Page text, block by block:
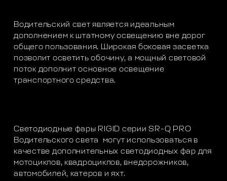
Водительский свет является идеальным
дополнением к штатному освещению вне дорог
общего пользования. Широкая боковая засветка
позволит осветить обочину, а мощный световой
поток дополнит основное освещение
транспортного средства.
Светодиодные фары RIGID серии SR-Q PRO
Водительского света могут использоваться в
качестве дополнительных светодиодных фар для
мотоциклов, квадроциклов, внедорожников,
автомобилей, катеров и яхт.